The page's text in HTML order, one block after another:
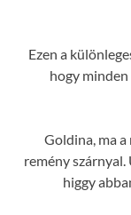
Ezen a
hogy
Goldina, ma a
remény szárnyal.
higgy